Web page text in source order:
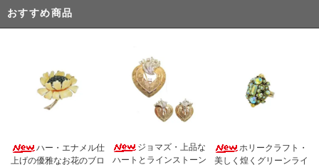
おすすめ商品
ハー・エナメル仕
上げの優雅なお花のブロ
ジョマズ・上品な
ハートとラインストーン
ホリークラフト・
美しく煌くグリーンライ